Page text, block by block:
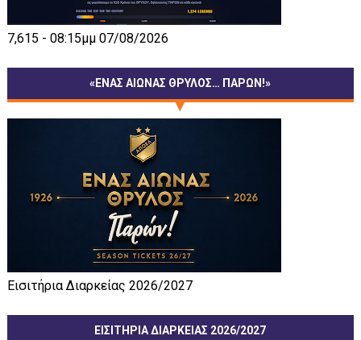
7,615 - 08:15μμ 07/08/2026
«ΕΝΑΣ ΑΙΩΝΑΣ ΘΡΥΛΟΣ… ΠΑΡΩΝ!»
Εισιτήρια Διαρκείας 2026/2027
ΕΙΣΙΤΗΡΙΑ ΔΙΑΡΚΕΙΑΣ 2026/2027